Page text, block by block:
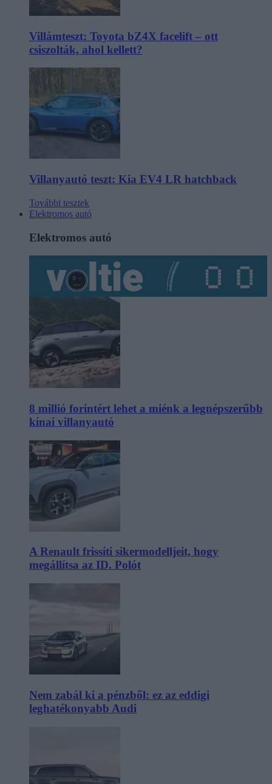
Villámteszt: Toyota bZ4X facelift – ott
csiszolták, ahol kellett?
Villanyautó teszt: Kia EV4 LR hatchback
További tesztek
Elektromos autó
Elektromos autó
8 millió forintért lehet a miénk a legnépszerűbb
kínai villanyautó
A Renault frissíti sikermodelljeit, hogy
megállítsa az ID. Polót
Nem zabál ki a pénzből: ez az eddigi
leghatékonyabb Audi